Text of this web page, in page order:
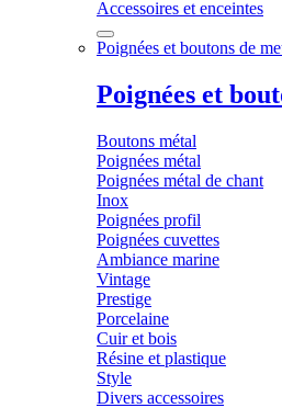
Accessoires et enceintes
Poignées et boutons de
Poignées et
Boutons métal
Poignées métal
Poignées métal de chant
Inox
Poignées profil
Poignées cuvettes
Ambiance marine
Vintage
Prestige
Porcelaine
Cuir et bois
Résine et plastique
Style
Divers accessoires